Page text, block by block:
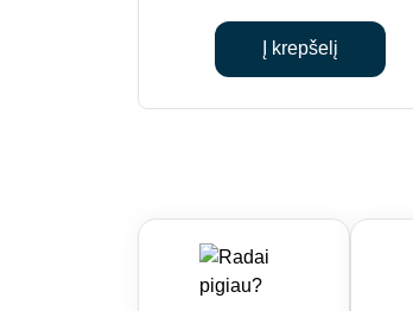
was:
€10,459.00.
Į krepšelį